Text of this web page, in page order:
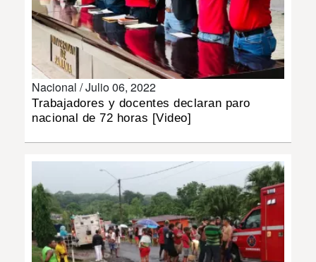
POLÍTICA
DEPORTES
MULTIMEDIA
IMPRESO
Nacional /Julio 06, 2022
Trabajadores y docentes declaran paro
nacional de 72 horas [Video]